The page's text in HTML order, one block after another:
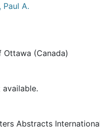
Paul A.
Ottawa (Canada)
Abstracts